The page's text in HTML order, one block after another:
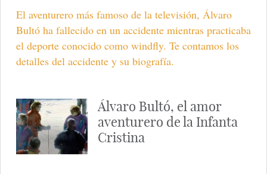
El aventurero más famoso de la televisión, Álvaro
Bultó ha fallecido en un accidente mientras practicaba
el deporte conocido como windfly. Te contamos los
detalles del accidente y su biografía.
Álvaro Bultó, el amor
aventurero de la Infanta
Cristina